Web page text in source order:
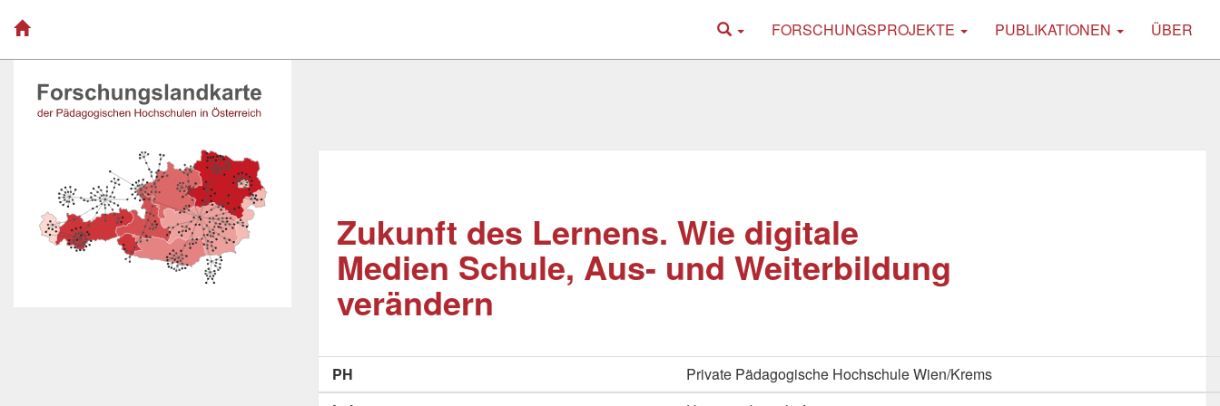
FORSCHUNGSPROJEKTE PUBLIKATIONEN ÜBER
Zukunft des Lernens. Wie digitale
Medien Schule, Aus- und Weiterbildung
verändern
PH
Private Pädagogische Hochschule Wien/Krems